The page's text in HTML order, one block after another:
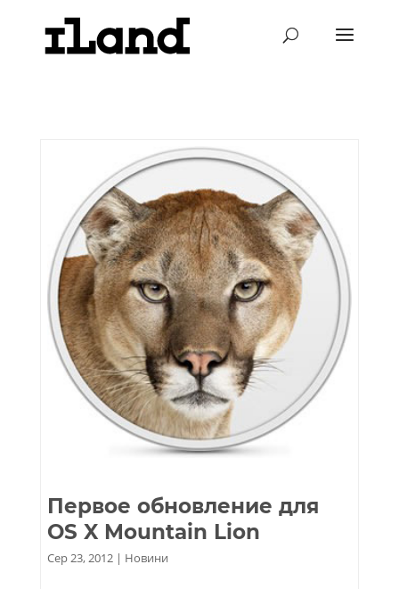
Первое обновление для
OS X Mountain Lion
Сер 23, 2012| Новини